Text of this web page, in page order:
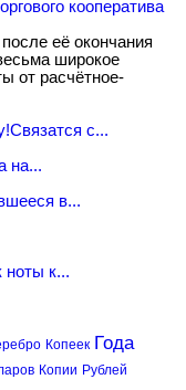
её окончания
широкое
от расчётное-
с...
на...
в...
ноты к...
Копеек Года
Копии Рублей